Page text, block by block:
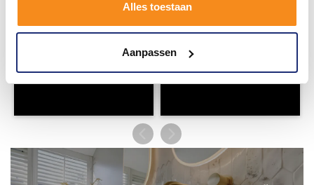
Alles toestaan
Aanpassen